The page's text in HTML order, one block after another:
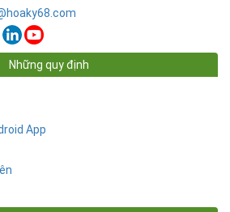
Những quy định
App